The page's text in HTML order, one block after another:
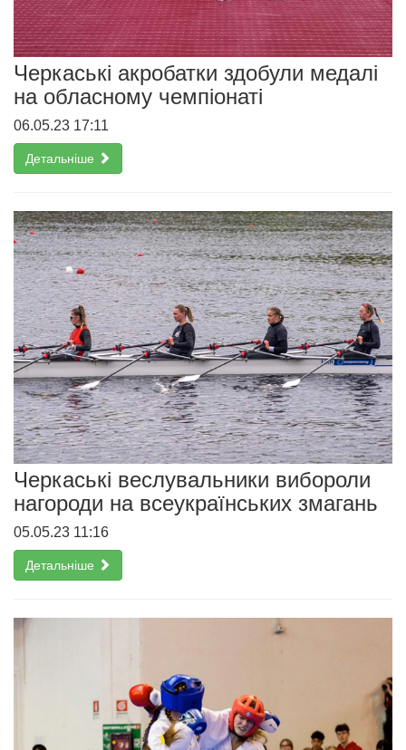
Черкаські акробатки здобули медалі
на обласному чемпіонаті
06.05.23 17:11
Детальніше
Черкаські веслувальники вибороли
нагороди на всеукраїнських змагань
05.05.23 11:16
Детальніше